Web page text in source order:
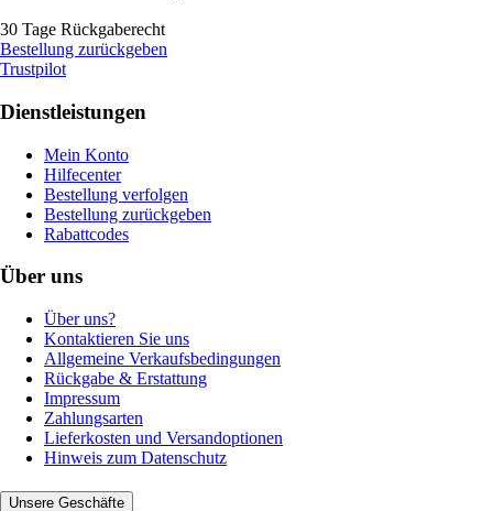
30 Tage Rückgaberecht
Bestellung zurückgeben
Trustpilot
Dienstleistungen
Mein Konto
Hilfecenter
Bestellung verfolgen
Bestellung zurückgeben
Rabattcodes
Über uns
Über uns?
Kontaktieren Sie uns
Allgemeine Verkaufsbedingungen
Rückgabe & Erstattung
Impressum
Zahlungsarten
Lieferkosten und Versandoptionen
Hinweis zum Datenschutz
Unsere Geschäfte